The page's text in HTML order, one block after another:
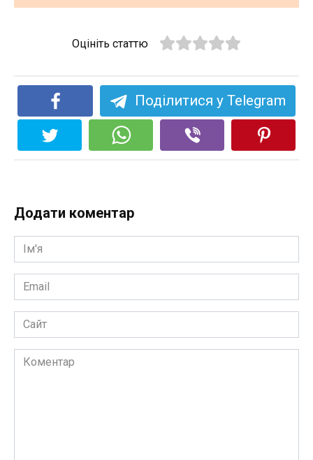
Оцініть статтю
Поділитися у Telegram
Додати коментар
Ім'я
*
Email
*
Сайт
Коментар